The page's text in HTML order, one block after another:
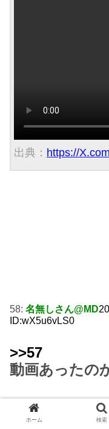
出典： https://X.com
58: 名無しさん@MD
ID:wX5u6vLS0
>>57
動画あったの
ホーム 検索